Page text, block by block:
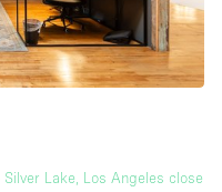
Lake, Los Angeles close